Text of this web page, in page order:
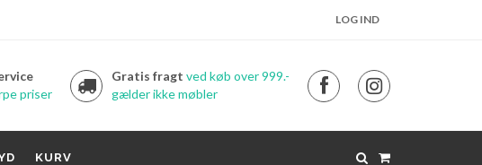
LOG IND
priser
Gratis fragt ved køb over 999.-
gælder ikke møbler
KURV